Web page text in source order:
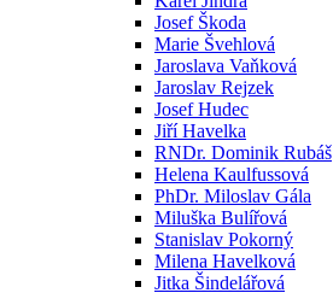
Josef Škoda
Marie Švehlová
Jaroslava Vaňková
Jaroslav Rejzek
Josef Hudec
Jiří Havelka
RNDr. Dominik Rubáš
Helena Kaulfussová
PhDr. Miloslav Gála
Miluška Bulířová
Stanislav Pokorný
Milena Havelková
Jitka Šindelářová